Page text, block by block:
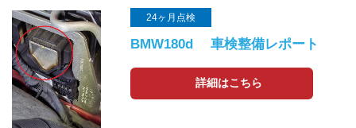
24ヶ月点検
BMW180d 車検整備レポート
詳細はこちら